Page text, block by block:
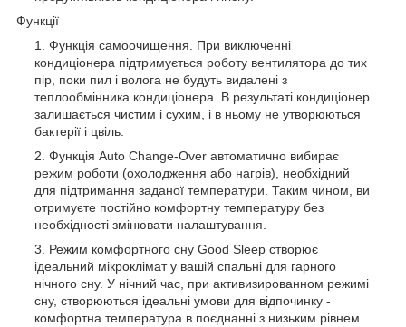
Функції
Функція самоочищення. При виключенні
кондиціонера підтримується роботу вентилятора до тих
пір, поки пил і волога не будуть видалені з
теплообмінника кондиціонера. В результаті кондиціонер
залишається чистим і сухим, і в ньому не утворюються
бактерії і цвіль.
Функція Auto Change-Over автоматично вибирає
режим роботи (охолодження або нагрів), необхідний
для підтримання заданої температури. Таким чином, ви
отримуєте постійно комфортну температуру без
необхідності змінювати налаштування.
Режим комфортного сну Good Sleep створює
ідеальний мікроклімат у вашій спальні для гарного
нічного сну. У нічний час, при активизированном режимі
сну, створюються ідеальні умови для відпочинку -
комфортна температура в поєднанні з низьким рівнем